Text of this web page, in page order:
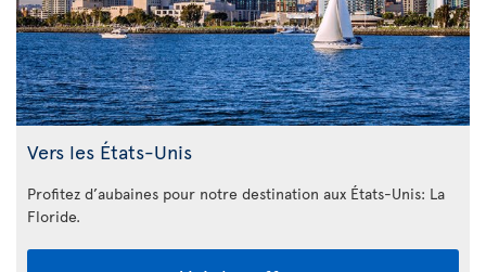
Vers les États-Unis
Profitez d’aubaines pour notre destination aux États-Unis: La
Floride.